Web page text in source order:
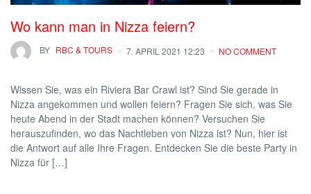
Wo kann man in Nizza feiern?
BY RBC & TOURS 7. APRIL 2021 12:23 NO COMMENT
Wissen Sie, was ein Riviera Bar Crawl ist? Sind Sie gerade in
Nizza angekommen und wollen feiern? Fragen Sie sich, was Sie
heute Abend in der Stadt machen können? Versuchen Sie
herauszufinden, wo das Nachtleben von Nizza ist? Nun, hier ist
die Antwort auf alle Ihre Fragen. Entdecken Sie die beste Party in
Nizza für […]